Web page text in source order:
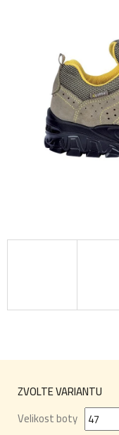
hvězdiček.
ZVOLTE VARIANTU
Velikost boty